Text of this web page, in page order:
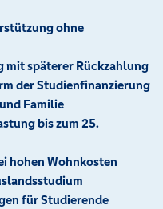
ohne
mit späterer Rückzahlung
der Studienfinanzierung
Familie
bis zum 25.
hohen Wohnkosten
für Studierende